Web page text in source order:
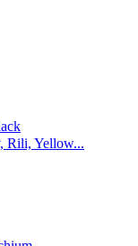
Rili, Yellow...